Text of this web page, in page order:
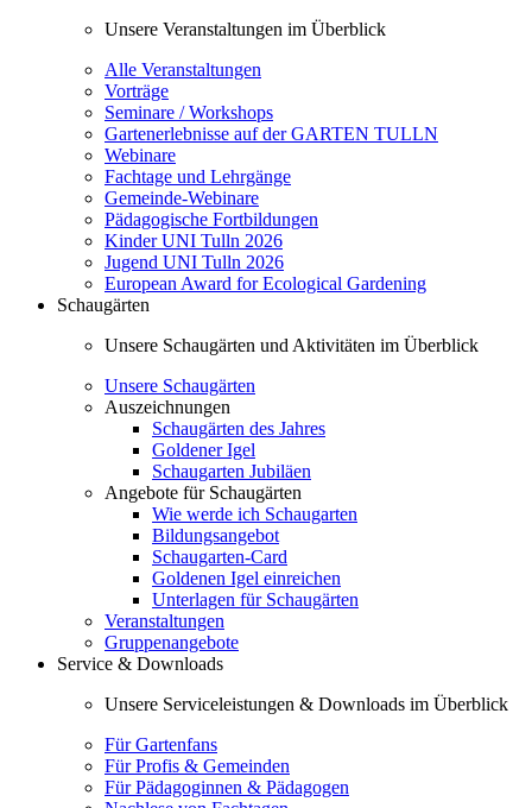
Unsere Veranstaltungen im Überblick
Alle Veranstaltungen
Vorträge
Seminare / Workshops
Gartenerlebnisse auf der GARTEN TULLN
Webinare
Fachtage und Lehrgänge
Gemeinde-Webinare
Pädagogische Fortbildungen
Kinder UNI Tulln 2026
Jugend UNI Tulln 2026
European Award for Ecological Gardening
Schaugärten
Unsere Schaugärten und Aktivitäten im Überblick
Unsere Schaugärten
Auszeichnungen
Schaugärten des Jahres
Goldener Igel
Schaugarten Jubiläen
Angebote für Schaugärten
Wie werde ich Schaugarten
Bildungsangebot
Schaugarten-Card
Goldenen Igel einreichen
Unterlagen für Schaugärten
Veranstaltungen
Gruppenangebote
Service & Downloads
Unsere Serviceleistungen & Downloads im Überblick
Für Gartenfans
Für Profis & Gemeinden
Für Pädagoginnen & Pädagogen